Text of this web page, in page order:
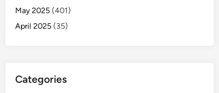
May 2025 (401)
April 2025 (35)
Categories